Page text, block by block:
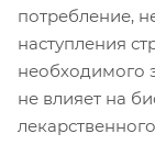
потребление,
наступления
необходимого
не влияет на